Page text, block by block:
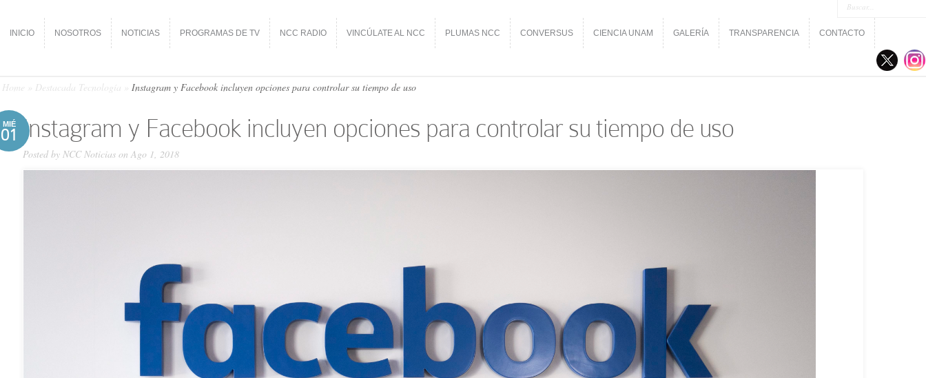
INICIO NOSOTROS NOTICIAS PROGRAMAS DE TV NCC RADIO VINCÚLATE AL NCC PLUMAS NCC CONVERSUS CIENCIA UNAM GALERÍA TRANSPARENCIA CONTACTO
Home Destacada Tecnología Instagram y Facebook incluyen opciones para controlar su tiempo de uso
MIÉ
01 Instagram y Facebook incluyen opciones para controlar su tiempo de uso
Posted by NCC Noticias on Ago 1, 2018